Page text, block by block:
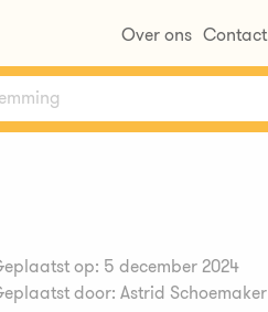
Over ons Contact
op: 5 december 2024
door: Astrid Schoemaker